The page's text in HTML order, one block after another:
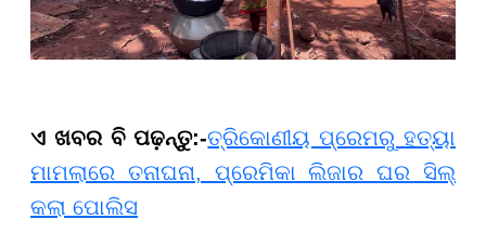
ଏ ଖବର ବି ପଢ଼ନ୍ତୁ:-ତ୍ରିକୋଣୀୟ ପ୍ରେମରୁ ହତ୍ୟା
ମାମଲାରେ ତନାଘନା, ପ୍ରେମିକା ଲିଜାର ଘର ସିଲ୍
କଲା ପୋଲିସ